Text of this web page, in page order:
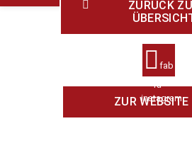
ZURÜCK
fab
fa-
instagram
ZUR WEBSITE